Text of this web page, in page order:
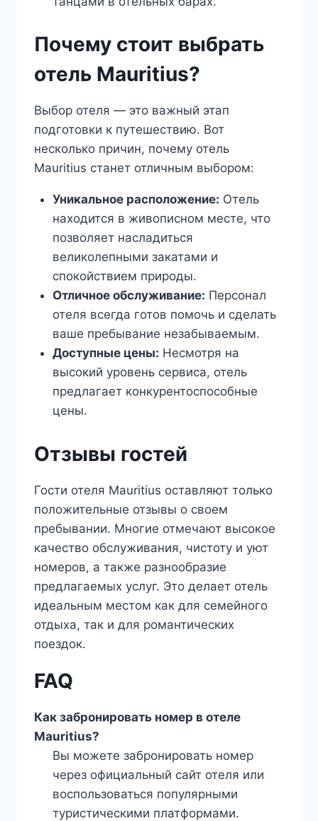
Почему стоит выбрать
отель Mauritius?
Выбор отеля — это важный этап
подготовки к путешествию. Вот
несколько причин, почему отель
Mauritius станет отличным выбором:
Уникальное расположение: Отель
находится в живописном месте, что
позволяет насладиться
великолепными закатами и
спокойствием природы.
Отличное обслуживание: Персонал
отеля всегда готов помочь и сделать
ваше пребывание незабываемым.
Доступные цены: Несмотря на
высокий уровень сервиса, отель
предлагает конкурентоспособные
цены.
Отзывы гостей
Гости отеля Mauritius оставляют только
положительные отзывы о своем
пребывании. Многие отмечают высокое
качество обслуживания, чистоту и уют
номеров, а также разнообразие
предлагаемых услуг. Это делает отель
идеальным местом как для семейного
отдыха, так и для романтических
поездок.
FAQ
Как забронировать номер в отеле
Mauritius?
Вы можете забронировать номер
через официальный сайт отеля или
воспользоваться популярными
туристическими платформами.